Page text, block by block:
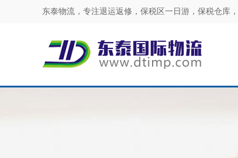
东泰物流，专注退运返修 ， 保税区一日游 ， 保税仓库 ，